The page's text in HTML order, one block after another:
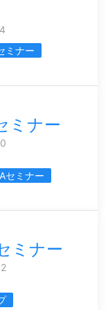
ミナー
ミナー
セミナー
ミナー